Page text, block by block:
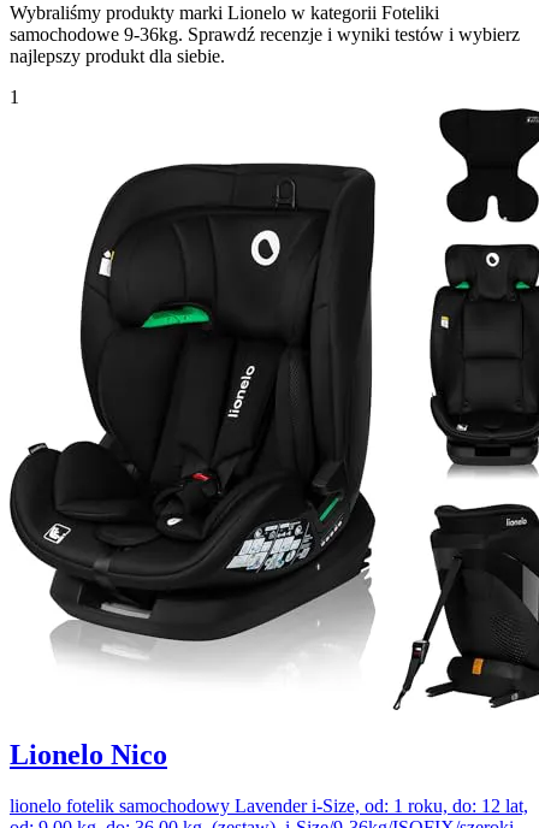
Wybraliśmy produkty marki Lionelo w kategorii Foteliki
samochodowe 9-36kg. Sprawdź recenzje i wyniki testów i wybierz
najlepszy produkt dla siebie.
1
Lionelo Nico
lionelo fotelik samochodowy Lavender i-Size, od: 1 roku, do: 12 lat,